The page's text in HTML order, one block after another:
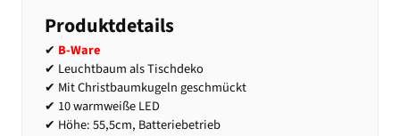
Produktdetails
✔ B-Ware
✔ Leuchtbaum als Tischdeko
✔ Mit Christbaumkugeln geschmückt
✔ 10 warmweiße LED
✔ Höhe: 55,5cm, Batteriebetrieb